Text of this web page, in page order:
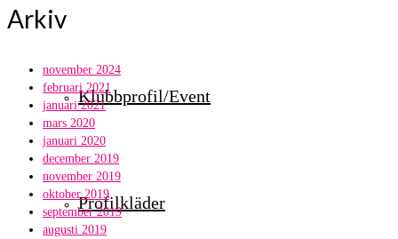
Klubbprofil/Event
Profilkläder
Arkiv
november 2024
februari 2021
januari 2021
mars 2020
januari 2020
december 2019
november 2019
oktober 2019
september 2019
augusti 2019